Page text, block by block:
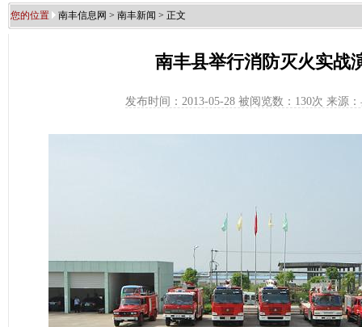
您的位置 南丰信息网 > 南丰新闻 > 正文
南丰县举行消防灭火实战
发布时间：2013-05-28 被阅览数： 130次 来源